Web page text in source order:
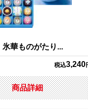
華ものがたり...
税込3,240
商品詳細